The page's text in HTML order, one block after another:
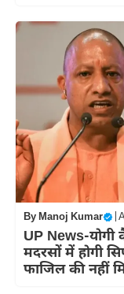
ByManoj Kumar
UP News-योगी
मदरसों में होगी
फाजिल की नहीं